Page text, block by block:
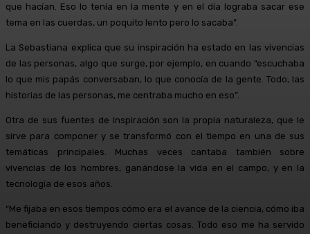
que hacían. Eso lo tenía en la mente y en el día lograba sacar ese
tema en las cuerdas, un poquito lento pero lo sacaba”.
La Sebastiana explica que su inspiración ha estado en las vivencias
de las personas, algo que surge, por ejemplo, en cuando “escuchaba
lo que mis papás conversaban, lo que conocía de la gente. Todo, las
historias de las personas, me centraba mucho en eso”.
Otra de sus fuentes de inspiración son la propia naturaleza, que le
sirve para componer y se transformó con el tiempo en una de sus
temáticas principales. Muchas veces cantaba también sobre
vivencias de los hombres, ganándose la vida en el campo, y en la
tecnología de esos años.
“Me fijaba en esos tiempos cómo era el avance de la ciencia, cómo iba
beneficiando y destruyendo ciertas cosas. Todo eso me ha servido